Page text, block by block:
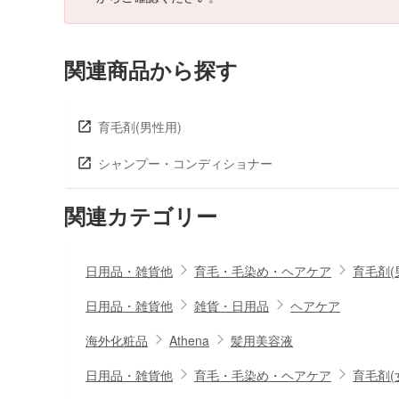
関連商品から探す
育毛剤(男性用)
シャンプー・コンディショナー
関連カテゴリー
日用品・雑貨他 育毛・毛染め・ヘアケア
育毛剤(
日用品・雑貨他
雑貨・日用品
ヘアケア
海外化粧品
Athena
髪用美容液
日用品・雑貨他
育毛・毛染め・ヘアケア 育毛剤(